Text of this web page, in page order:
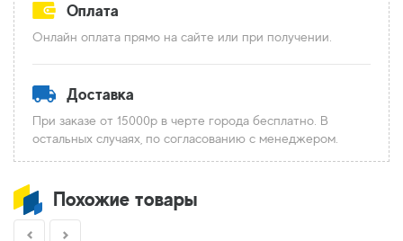
Оплата
Онлайн оплата прямо на сайте или при получении.
Доставка
При заказе от 15000р в черте города бесплатно. В
остальных случаях, по согласованию с менеджером.
Похожие товары